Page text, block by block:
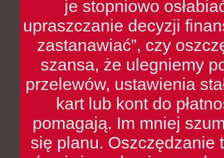
je stopniowo
upraszczanie decyzji
zastanawiać”, czy
szansa, że ulegniemy
przelewów, ustawienia
kart lub kont do
pomagają. Im mniej
się planu. Oszczędzanie